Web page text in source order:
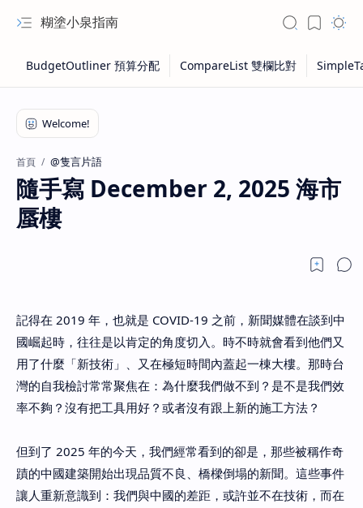
糊塗小泉指南
首頁 @隻言片語
隨手寫 December 2, 2025 海市
蜃樓
記得在 2019 年，也就是 COVID-19 之前，新聞媒體在談到中
國崛起時，往往是以肯定的角度切入。時不時就會看到他們又
用了什麼「新技術」、又在極短時間內蓋起一棟大樓。那時台
灣的自我檢討常常聚焦在：為什麼我們做不到？是不是我們效
率不夠？沒有把工具用好？或者沒有跟上新的施工方法？
但到了 2025 年的今天，我們經常看到的卻是，那些被稱作奇
蹟的中國建築開始出現品質不良、橋樑倒塌的新聞。這些事件
讓人重新意識到：我們與中國的差距，或許並不在技術，而在